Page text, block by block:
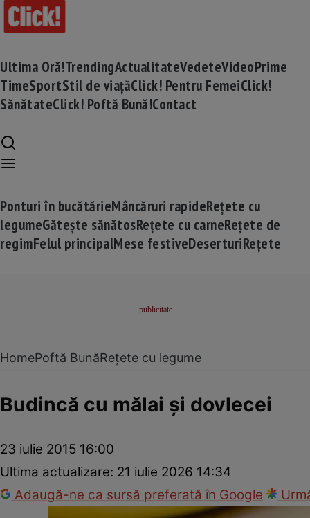
Ultima Oră!TrendingActualitateVedeteVideoPrime
TimeSportStil de viațăClick! Pentru FemeiClick!
SănătateClick! Poftă Bună!Contact
Ponturi în bucătărieMâncăruri rapideRețete cu
legumeGătește sănătosRețete cu carneRețete de
regimFelul principalMese festiveDeserturiRețete
HomePoftă BunăRețete cu legume
Budincă cu mălai şi dovlecei
23 iulie 2015 16:00
Ultima actualizare: 21 iulie 2026 14:34
Adaugă-ne ca sursă preferată în Google